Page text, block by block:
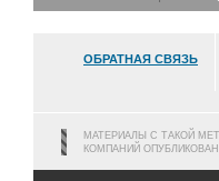
ОБРАТНАЯ СВЯЗЬ
МАТЕРИАЛЫ С ТАКОЙ
КОМПАНИЙ